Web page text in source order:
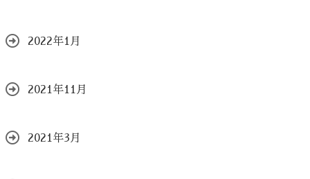
2022年1月
2021年11月
2021年3月